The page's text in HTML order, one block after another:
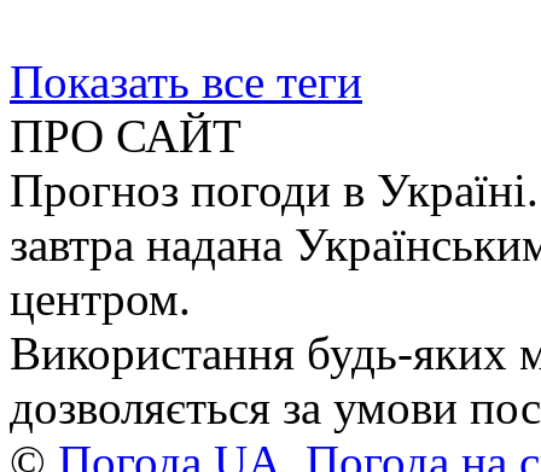
Показать все теги
ПРО САЙТ
Прогноз погоди в
завтра надана
центром.
Використання будь-яких
дозволяється за умови
© Погода UA. Погода на